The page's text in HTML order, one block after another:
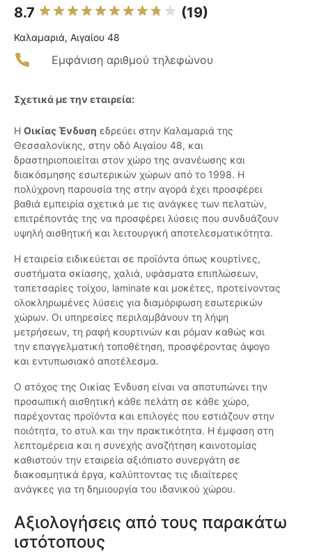
8.7 (19)
Καλαμαριά, Αιγαίου 48
Εμφάνιση αριθμού τηλεφώνου
Σχετικά με την εταιρεία:
Η Οικίας Ένδυση εδρεύει στην Καλαμαριά της
Θεσσαλονίκης, στην οδό Αιγαίου 48, και
δραστηριοποιείται στον χώρο της ανανέωσης και
διακόσμησης εσωτερικών χώρων από το 1998. Η
πολύχρονη παρουσία της στην αγορά έχει προσφέρει
βαθιά εμπειρία σχετικά με τις ανάγκες των πελατών,
επιτρέποντάς της να προσφέρει λύσεις που συνδυάζουν
υψηλή αισθητική και λειτουργική αποτελεσματικότητα.
Η εταιρεία ειδικεύεται σε προϊόντα όπως κουρτίνες,
συστήματα σκίασης, χαλιά, υφάσματα επιπλώσεων,
ταπετσαρίες τοίχου, laminate και μοκέτες, προτείνοντας
ολοκληρωμένες λύσεις για διαμόρφωση εσωτερικών
χώρων. Οι υπηρεσίες περιλαμβάνουν τη λήψη
μετρήσεων, τη ραφή κουρτινών και ρόμαν καθώς και
την επαγγελματική τοποθέτηση, προσφέροντας άψογο
και εντυπωσιακό αποτέλεσμα.
Ο στόχος της Οικίας Ένδυση είναι να αποτυπώνει την
προσωπική αισθητική κάθε πελάτη σε κάθε χώρο,
παρέχοντας προϊόντα και επιλογές που εστιάζουν στην
ποιότητα, το στυλ και την πρακτικότητα. Η έμφαση στη
λεπτομέρεια και η συνεχής αναζήτηση καινοτομίας
καθιστούν την εταιρεία αξιόπιστο συνεργάτη σε
διακοσμητικά έργα, καλύπτοντας τις ιδιαίτερες
ανάγκες για τη δημιουργία του ιδανικού χώρου.
Αξιολογήσεις από τους παρακάτω
ιστότοπους